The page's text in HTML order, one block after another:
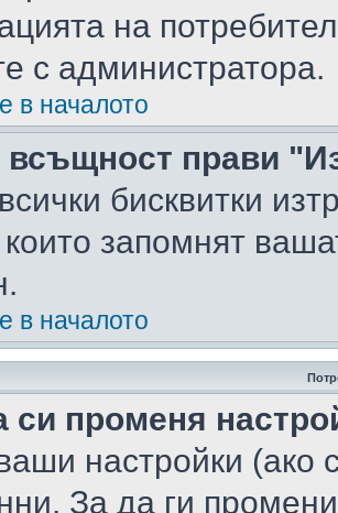
на
с администратора.
в началото
всъщност прави
бисквитки
запомнят
в началото
си променя
настройки (ако
За да ги